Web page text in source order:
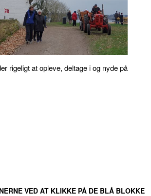
rigeligt at opleve, deltage i og nyde på
VED AT KLIKKE PÅ DE BLÅ BLOKKE